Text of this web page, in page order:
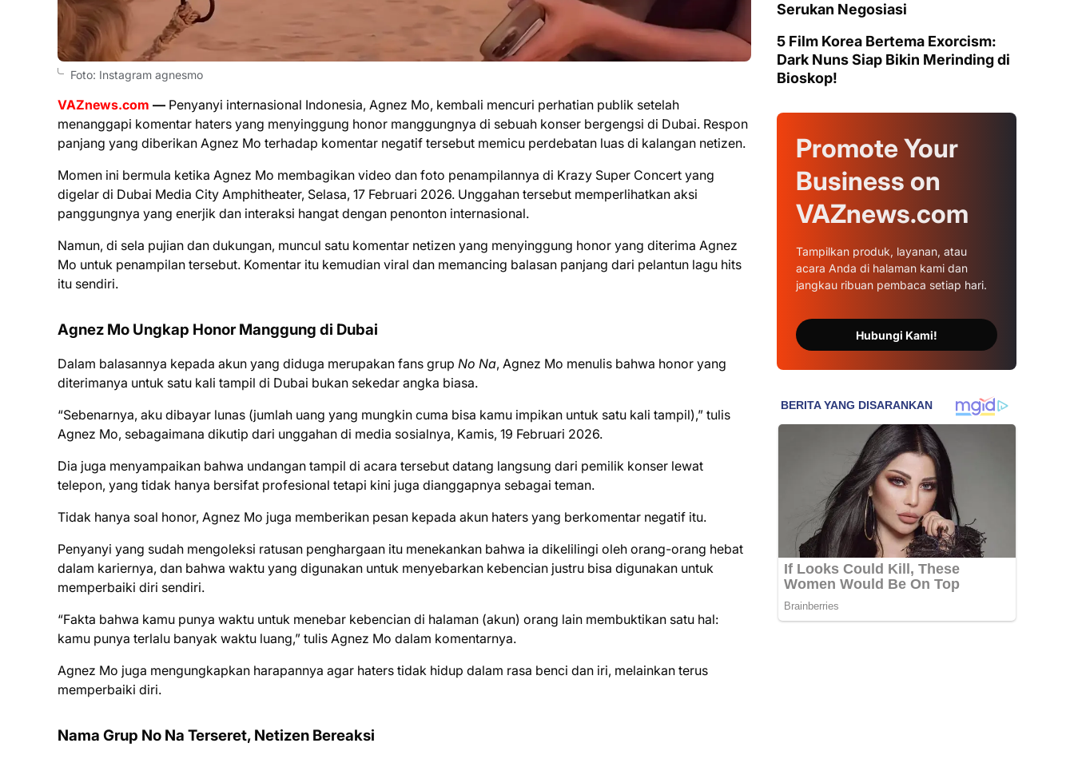
Foto: Instagram agnesmo
VAZnews.com — Penyanyi internasional Indonesia, Agnez Mo, kembali mencuri perhatian publik setelah
menanggapi komentar haters yang menyinggung honor manggungnya di sebuah konser bergengsi di Dubai. Respon
panjang yang diberikan Agnez Mo terhadap komentar negatif tersebut memicu perdebatan luas di kalangan netizen.
Momen ini bermula ketika Agnez Mo membagikan video dan foto penampilannya di Krazy Super Concert yang
digelar di Dubai Media City Amphitheater, Selasa, 17 Februari 2026. Unggahan tersebut memperlihatkan aksi
panggungnya yang enerjik dan interaksi hangat dengan penonton internasional.
Namun, di sela pujian dan dukungan, muncul satu komentar netizen yang menyinggung honor yang diterima Agnez
Mo untuk penampilan tersebut. Komentar itu kemudian viral dan memancing balasan panjang dari pelantun lagu hits
itu sendiri.
Agnez Mo Ungkap Honor Manggung di Dubai
Dalam balasannya kepada akun yang diduga merupakan fans grup No Na, Agnez Mo menulis bahwa honor yang
diterimanya untuk satu kali tampil di Dubai bukan sekedar angka biasa.
“Sebenarnya, aku dibayar lunas (jumlah uang yang mungkin cuma bisa kamu impikan untuk satu kali tampil),” tulis
Agnez Mo, sebagaimana dikutip dari unggahan di media sosialnya, Kamis, 19 Februari 2026.
Dia juga menyampaikan bahwa undangan tampil di acara tersebut datang langsung dari pemilik konser lewat
telepon, yang tidak hanya bersifat profesional tetapi kini juga dianggapnya sebagai teman.
Tidak hanya soal honor, Agnez Mo juga memberikan pesan kepada akun haters yang berkomentar negatif itu.
Penyanyi yang sudah mengoleksi ratusan penghargaan itu menekankan bahwa ia dikelilingi oleh orang-orang hebat
dalam kariernya, dan bahwa waktu yang digunakan untuk menyebarkan kebencian justru bisa digunakan untuk
memperbaiki diri sendiri.
“Fakta bahwa kamu punya waktu untuk menebar kebencian di halaman (akun) orang lain membuktikan satu hal:
kamu punya terlalu banyak waktu luang,” tulis Agnez Mo dalam komentarnya.
Agnez Mo juga mengungkapkan harapannya agar haters tidak hidup dalam rasa benci dan iri, melainkan terus
memperbaiki diri.
Nama Grup No Na Terseret, Netizen Bereaksi
Serukan Negosiasi
5 Film Korea Bertema Exorcism:
Dark Nuns Siap Bikin Merinding di
Bioskop!
Promote Your
Business on
VAZnews.com
Tampilkan produk, layanan, atau
acara Anda di halaman kami dan
jangkau ribuan pembaca setiap hari.
Hubungi Kami!